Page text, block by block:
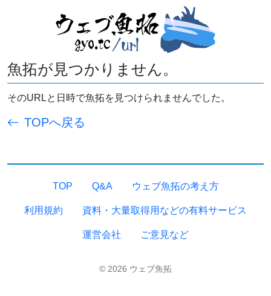
魚拓が見つかりません。
そのURLと日時で魚拓を見つけられませんでした。
TOPへ戻る
TOP Q&A ウェブ魚拓の考え方
利用規約 資料・大量取得用などの有料サービス
運営会社 ご意見など
© 2026 ウェブ魚拓